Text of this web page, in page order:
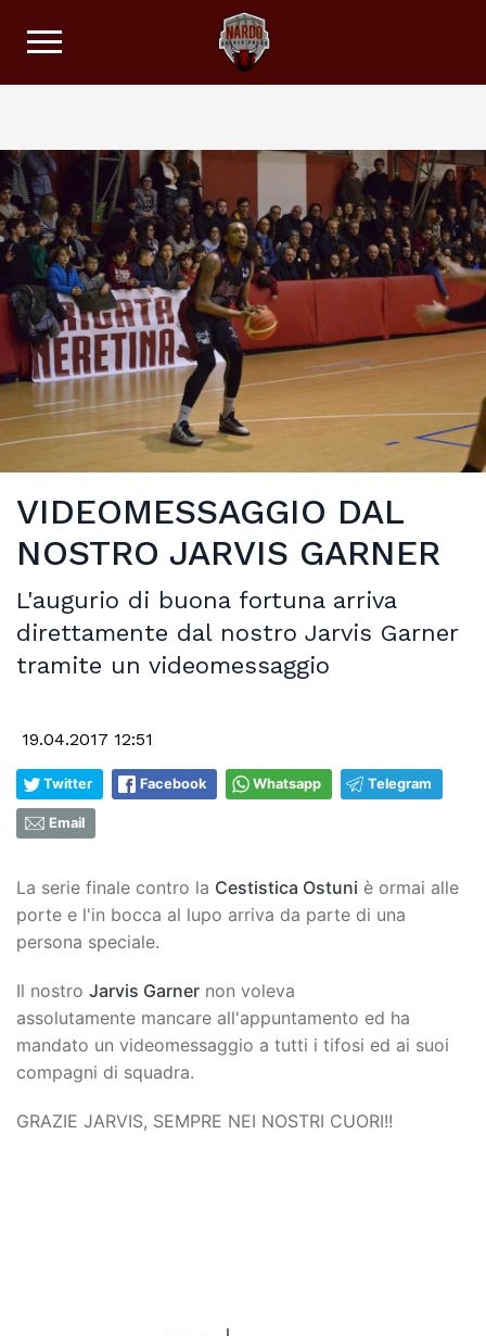
VIDEOMESSAGGIO DAL
NOSTRO JARVIS GARNER
L'augurio di buona fortuna arriva
direttamente dal nostro Jarvis Garner
tramite un videomessaggio
19.04.2017 12:51
Twitter Facebook Whatsapp Telegram
Email
La serie finale contro la Cestistica Ostuni è ormai alle
porte e l'in bocca al lupo arriva da parte di una
persona speciale.
Il nostro Jarvis Garner non voleva
assolutamente mancare all'appuntamento ed ha
mandato un videomessaggio a tutti i tifosi ed ai suoi
compagni di squadra.
GRAZIE JARVIS, SEMPRE NEI NOSTRI CUORI!!